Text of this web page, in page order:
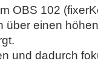
OBS 102
einen
und dadurch